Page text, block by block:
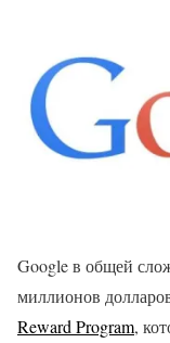
Google в общей
миллионов
Reward Program,